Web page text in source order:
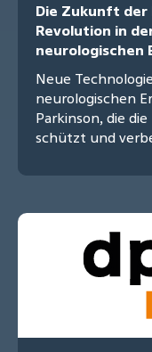
Die Zukunft
Revolution in
neurologischen
Neue
neurologischen
Parkinson, die
schützt und